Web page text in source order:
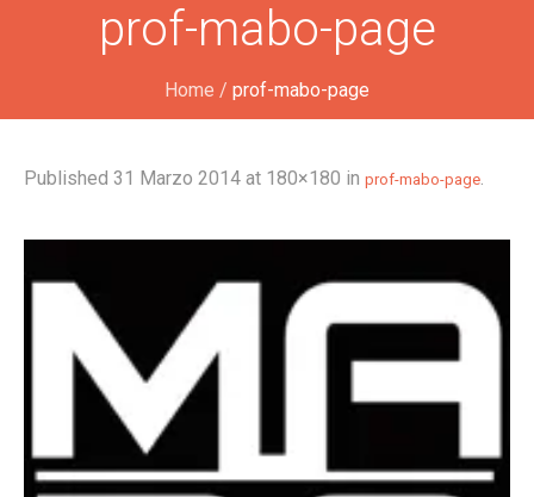
prof-mabo-page
Home / prof-mabo-page
Published 31 Marzo 2014 at 180×180 in prof-mabo-page.